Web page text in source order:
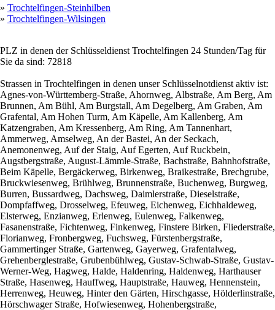
» Trochtelfingen-Steinhilben
» Trochtelfingen-Wilsingen
PLZ in denen der Schlüsseldienst Trochtelfingen 24 Stunden/Tag für
Sie da sind: 72818
Strassen in Trochtelfingen in denen unser Schlüsselnotdienst aktiv ist:
Agnes-von-Württemberg-Straße, Ahornweg, Albstraße, Am Berg, Am
Brunnen, Am Bühl, Am Burgstall, Am Degelberg, Am Graben, Am
Grafental, Am Hohen Turm, Am Käpelle, Am Kallenberg, Am
Katzengraben, Am Kressenberg, Am Ring, Am Tannenhart,
Ammerweg, Amselweg, An der Bastei, An der Seckach,
Anemonenweg, Auf der Staig, Auf Egerten, Auf Ruckbein,
Augstbergstraße, August-Lämmle-Straße, Bachstraße, Bahnhofstraße,
Beim Käpelle, Bergäckerweg, Birkenweg, Braikestraße, Brechgrube,
Bruckwiesenweg, Brühlweg, Brunnenstraße, Buchenweg, Burgweg,
Burren, Bussardweg, Dachsweg, Daimlerstraße, Dieselstraße,
Dompfaffweg, Drosselweg, Efeuweg, Eichenweg, Eichhaldeweg,
Elsterweg, Enzianweg, Erlenweg, Eulenweg, Falkenweg,
Fasanenstraße, Fichtenweg, Finkenweg, Finstere Birken, Fliederstraße,
Florianweg, Fronbergweg, Fuchsweg, Fürstenbergstraße,
Gammertinger Straße, Gartenweg, Gayerweg, Grafentalweg,
Grehenberglestraße, Grubenbühlweg, Gustav-Schwab-Straße, Gustav-
Werner-Weg, Hagweg, Halde, Haldenring, Haldenweg, Harthauser
Straße, Hasenweg, Hauffweg, Hauptstraße, Hauweg, Hennenstein,
Herrenweg, Heuweg, Hinter den Gärten, Hirschgasse, Hölderlinstraße,
Hörschwager Straße, Hofwiesenweg, Hohenbergstraße,